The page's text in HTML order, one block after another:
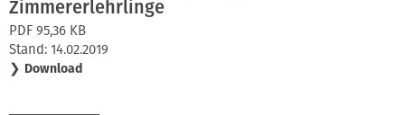
Zimmererlehrlinge
PDF 95,36 KB
Stand: 14.02.2019
❯ Download